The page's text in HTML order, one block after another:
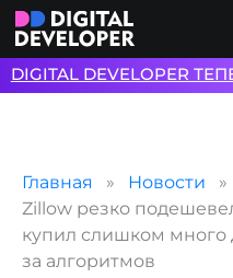
Главная Новости
Zillow резко
купил слишком много
за алгоритмов